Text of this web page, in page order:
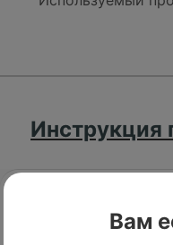
Вам
Инструкция